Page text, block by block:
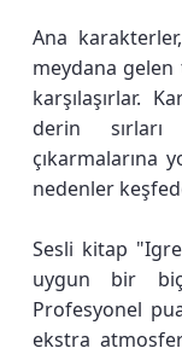
Ana
meydana
karşılaşırlar.
derin
çıkarmalarına
nedenler
Sesli kitap
uygun bir
Profesyonel
ekstra